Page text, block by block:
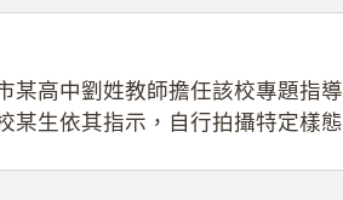
某高中劉姓教師擔任該校專題指導
某生依其指示，自行拍攝特定樣態